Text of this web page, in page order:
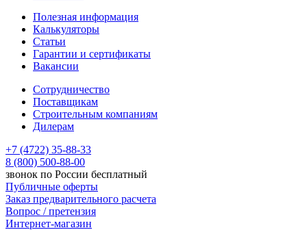
Полезная информация
Калькуляторы
Статьи
Гарантии и сертификаты
Вакансии
Сотрудничество
Поставщикам
Строительным компаниям
Дилерам
+7 (4722) 35-88-33
8 (800) 500-88-00
звонок по России бесплатный
Публичные оферты
Заказ предварительного расчета
Вопрос / претензия
Интернет-магазин